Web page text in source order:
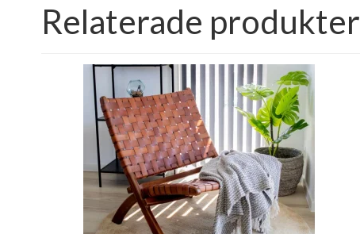
Relaterade produkter